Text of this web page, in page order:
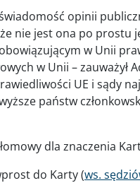
opinii
nie jest ona po prostu
w Unii
w Unii – zauważył
UE i sądy
państw
dla znaczenia
do Karty (ws.